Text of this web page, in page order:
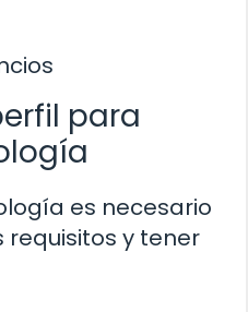
para
es necesario
y tener